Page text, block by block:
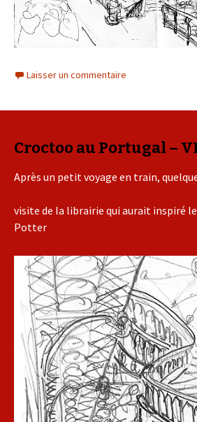
Laisser un commentaire
Croctoo au Portugal – VI
Après un petit voyage en train,
visite de la librairie qui aurait inspiré
Potter